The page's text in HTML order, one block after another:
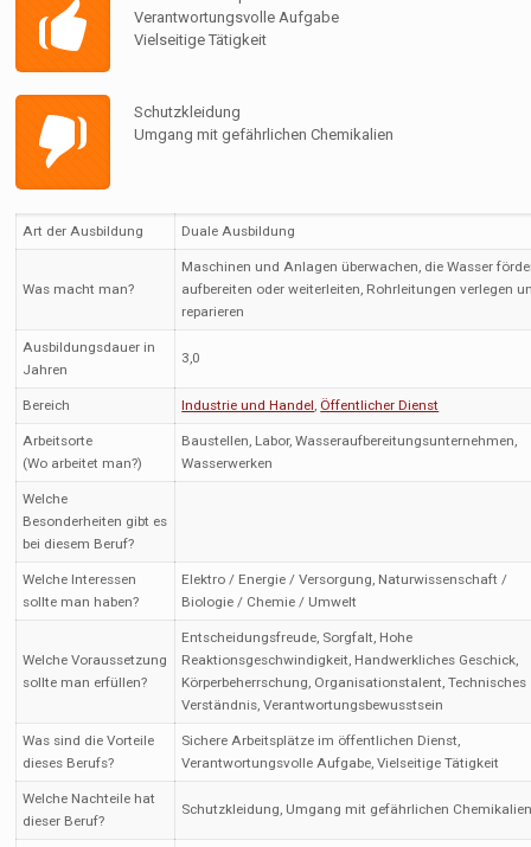
Verantwortungsvolle Aufgabe
Vielseitige Tätigkeit
Schutzkleidung
Umgang mit gefährlichen Chemikalien
Art der Ausbildung Duale Ausbildung
Was macht man?
Maschinen und Anlagen überwachen, die Wasser
aufbereiten oder weiterleiten, Rohrleitungen verlegen
reparieren
Ausbildungsdauer in
Jahren
3,0
Bereich Industrie und Handel,Öffentlicher Dienst
Arbeitsorte
(Wo arbeitet man?)
Baustellen, Labor, Wasseraufbereitungsunternehmen,
Wasserwerken
Welche
Besonderheiten gibt es
bei diesem Beruf?
Welche Interessen
sollte man haben?
Elektro / Energie / Versorgung, Naturwissenschaft /
Biologie / Chemie / Umwelt
Welche Voraussetzung
sollte man erfüllen?
Entscheidungsfreude, Sorgfalt, Hohe
Reaktionsgeschwindigkeit, Handwerkliches Geschick,
Körperbeherrschung, Organisationstalent, Technisches
Verständnis, Verantwortungsbewusstsein
Was sind die Vorteile
dieses Berufs?
Sichere Arbeitsplätze im öffentlichen Dienst,
Verantwortungsvolle Aufgabe, Vielseitige Tätigkeit
Welche Nachteile hat
dieser Beruf?
Schutzkleidung, Umgang mit gefährlichen